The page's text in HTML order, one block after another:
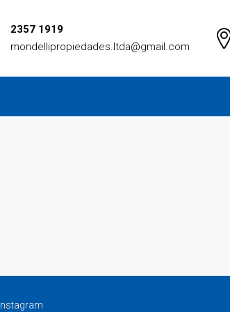
2357 1919
mondellipropiedades.ltda@gmail.com
Instagram